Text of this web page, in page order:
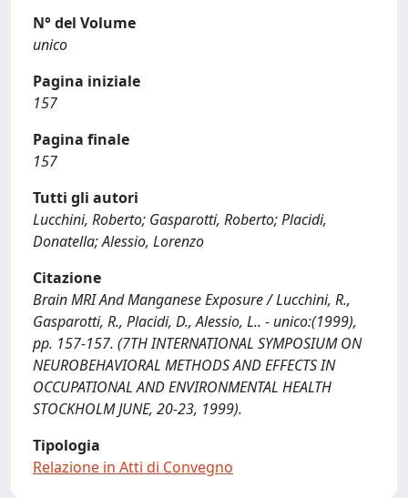
N° del Volume
unico
Pagina iniziale
157
Pagina finale
157
Tutti gli autori
Lucchini, Roberto; Gasparotti, Roberto; Placidi,
Donatella; Alessio, Lorenzo
Citazione
Brain MRI And Manganese Exposure / Lucchini, R.,
Gasparotti, R., Placidi, D., Alessio, L.. - unico:(1999),
pp. 157-157. (7TH INTERNATIONAL SYMPOSIUM ON
NEUROBEHAVIORAL METHODS AND EFFECTS IN
OCCUPATIONAL AND ENVIRONMENTAL HEALTH
STOCKHOLM JUNE, 20-23, 1999).
Tipologia
Relazione in Atti di Convegno